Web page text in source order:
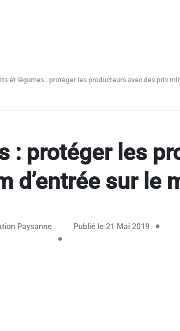
et légumes : protéger les producteurs avec des prix
: protéger les
d’entrée sur le
Paysanne Publié le 21 Mai 2019